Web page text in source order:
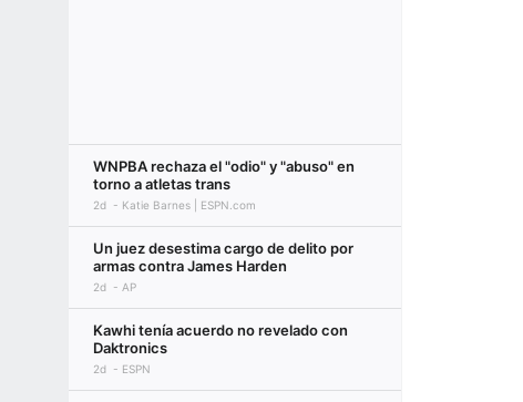
WNPBA rechaza el "odio" y "abuso" en
torno a atletas trans
2d Katie Barnes | ESPN.com
Un juez desestima cargo de delito por
armas contra James Harden
2d AP
Kawhi tenía acuerdo no revelado con
Daktronics
2d ESPN